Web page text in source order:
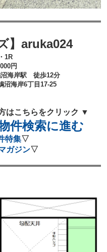
】aruka024
1R
円
海岸駅 徒歩12分
沼海岸6丁目17-25
はこちらをクリック ▼
件検索に進む
特集▽
ガジン▽